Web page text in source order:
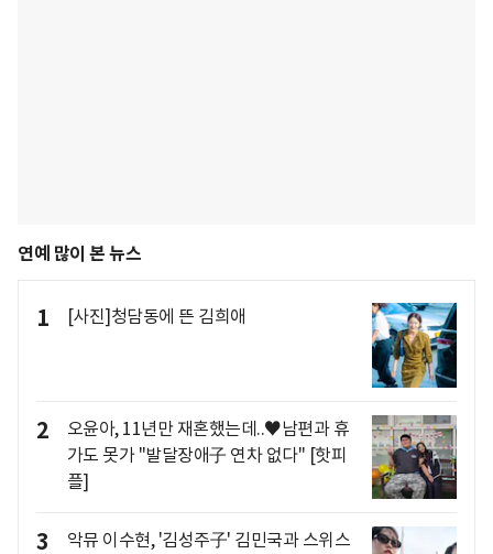
연예 많이 본 뉴스
1 [사진]청담동에 뜬 김희애
2
오윤아, 11년만 재혼했는데..♥남편과 휴
가도 못가 "발달장애子 연차 없다" [핫피
플]
3
악뮤 이수현, '김성주子' 김민국과 스위스